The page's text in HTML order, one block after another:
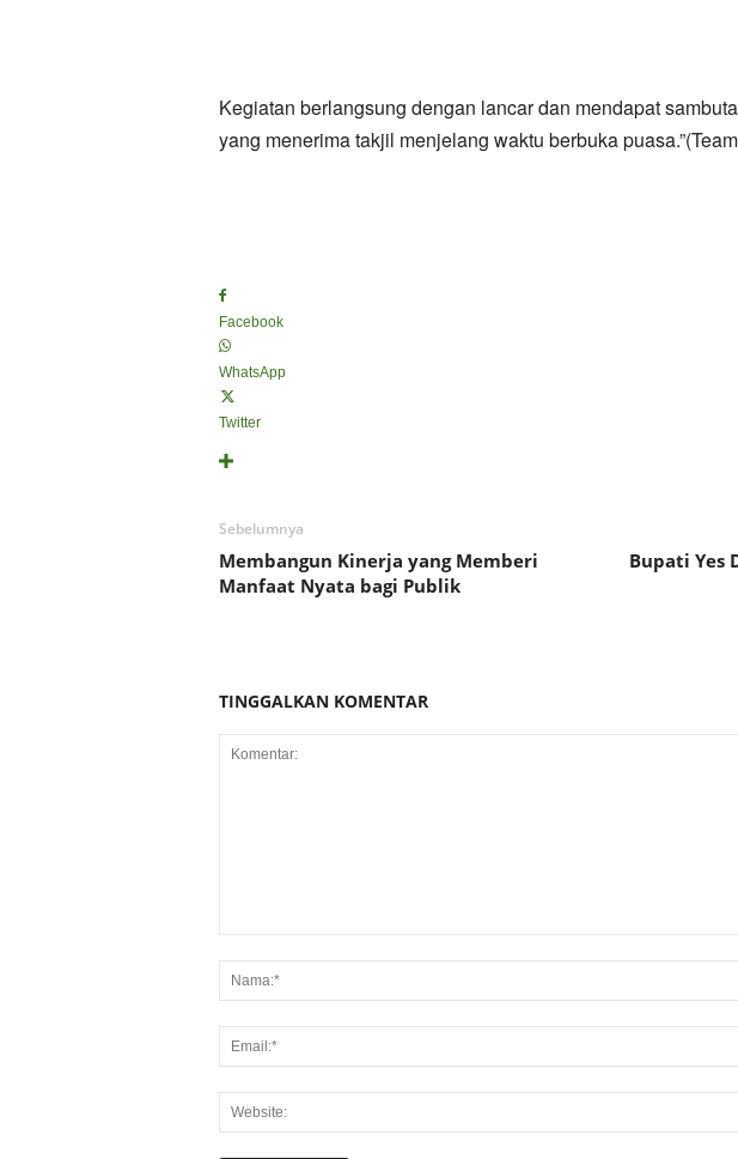
Kegiatan berlangsung dengan lancar dan mendapat
yang menerima takjil menjelang waktu berbuka
Facebook
WhatsApp
Twitter
Sebelumnya
Membangun Kinerja yang Memberi
Manfaat Nyata bagi Publik
Bupati Yes
TINGGALKAN KOMENTAR